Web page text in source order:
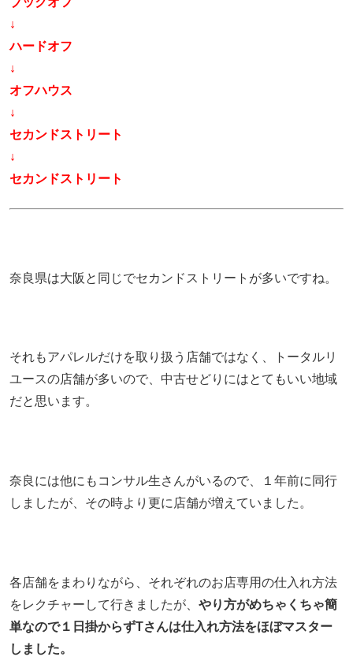
↓
ハードオフ
↓
オフハウス
↓
セカンドストリート
↓
セカンドストリート
奈良県は大阪と同じでセカンドストリートが多いですね。
それもアパレルだけを取り扱う店舗ではなく、トータルリ
ユースの店舗が多いので、中古せどりにはとてもいい地域
だと思います。
奈良には他にもコンサル生さんがいるので、１年前に同行
しましたが、その時より更に店舗が増えていました。
各店舗をまわりながら、それぞれのお店専用の仕入れ方法
をレクチャーして行きましたが、 やり方がめちゃくちゃ簡
単なので１日掛からずTさんは仕入れ方法をほぼマスター
しました。